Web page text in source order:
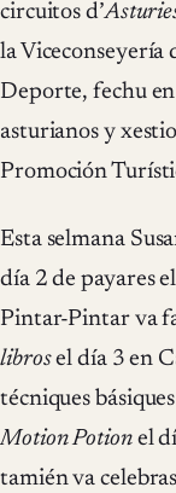
circuitos d’
la
Deporte, fechu
asturianos y
Promoción
Esta selmana
día 2 de payares
Pintar-Pintar va
librosel día 3 en
técniques
Motion Potionel
tamién va